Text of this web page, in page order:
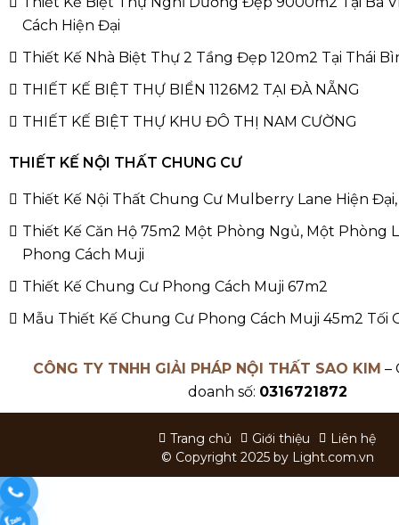
Cách Hiện Đại
Thiết Kế Nhà Biệt Thự 2 Tầng Đẹp 120m2 Tại Thái
THIẾT KẾ BIỆT THỰ BIỂN 1126M2 TẠI ĐÀ NẴNG
THIẾT KẾ BIỆT THỰ KHU ĐÔ THỊ NAM CƯỜNG
THIẾT KẾ NỘI THẤT CHUNG CƯ
Thiết Kế Nội Thất Chung Cư Mulberry Lane Hiện
Thiết Kế Căn Hộ 75m2 Một Phòng Ngủ, Một Phòng
Phong Cách Muji
Thiết Kế Chung Cư Phong Cách Muji 67m2
Mẫu Thiết Kế Chung Cư Phong Cách Muji 45m2 Tối
CÔNG TY TNHH GIẢI PHÁP NỘI THẤT SAO KIM –
doanh số: 0316721872
Trang chủ Giới thiệu
Liên hệ
© Copyright 2025 by Light.com.vn